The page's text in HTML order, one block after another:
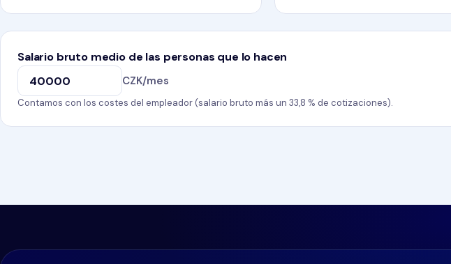
Salario bruto medio de las personas que lo hacen
CZK/mes
Contamos con los costes del empleador (salario bruto más un 33,8 % de cotizaciones).